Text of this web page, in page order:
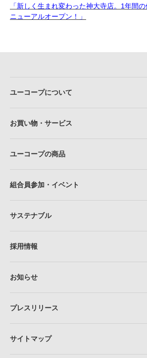
「新しく生まれ変わった神大寺店。1年間
ニューアルオープン！」
ユーコープについて
お買い物・サービス
ユーコープの商品
組合員参加・イベント
サステナブル
採用情報
お知らせ
プレスリリース
サイトマップ